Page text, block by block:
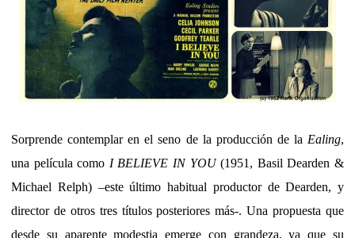
Sorprende contemplar en el seno de la producción de la Ealing,
una película como I BELIEVE IN YOU(1951, Basil Dearden &
Michael Relph) –este último habitual productor de Dearden, y
director de otros tres títulos posteriores más-. Una propuesta que
desde su aparente modestia emerge con grandeza, ya que su